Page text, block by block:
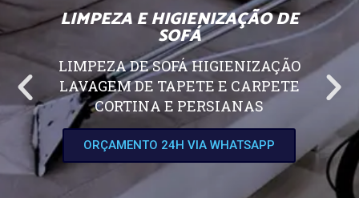
LIMPEZA E HIGIENIZAÇÃO DE
SOFÁ
LIMPEZA DE SOFÁ HIGIENIZAÇÃO
LAVAGEM DE TAPETE E CARPETE
CORTINA E PERSIANAS
ORÇAMENTO 24H VIA WHATSAPP